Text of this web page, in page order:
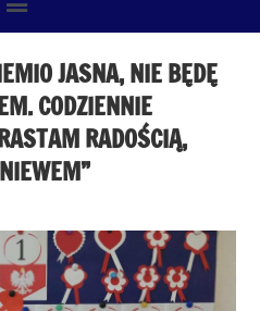
JASNA, NIE BĘDĘ
CODZIENNIE
RADOŚCIĄ,